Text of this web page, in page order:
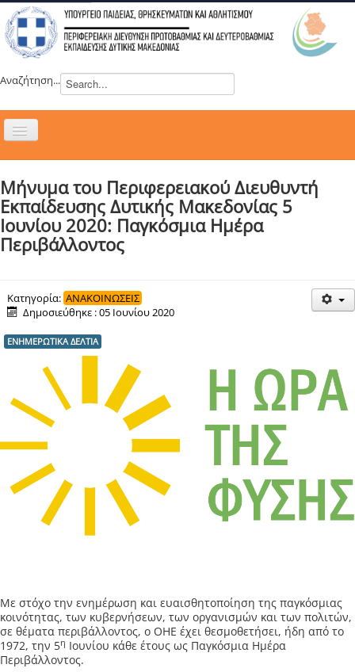
Αναζήτηση...
Εναλλαγή
ΝΕΑ
ΣΥΜΒΟΥΛΙΑ
ΕΥΡΩΠΑΪΚΑ ΠΡΟΓΡΑΜΜΑΤΑ
ΔΡΑΣΕΙΣ
ΕΠΙΚΟΙΝΩΝΙΑ
ΕΞ ΑΠΟΣΤΑΣΕΩΣ ΕΚΠΑΙΔΕΥΣΗ
Μήνυμα του Περιφερειακού Διευθυντή
Εκπαίδευσης Δυτικής Μακεδονίας 5
Ιουνίου 2020: Παγκόσμια Ημέρα
Περιβάλλοντος
Κατηγορία: ΑΝΑΚΟΙΝΩΣΕΙΣ
Δημοσιεύθηκε : 05 Ιουνίου 2020
ΕΝΗΜΕΡΩΤΙΚΑ ΔΕΛΤΙΑ
Με στόχο την ενημέρωση και ευαισθητοποίηση της παγκόσμιας
κοινότητας, των κυβερνήσεων, των οργανισμών και των πολιτών,
σε θέματα περιβάλλοντος, ο ΟΗΕ έχει θεσμοθετήσει, ήδη από το
1972, την 5η Ιουνίου κάθε έτους ως Παγκόσμια Ημέρα
Περιβάλλοντος.